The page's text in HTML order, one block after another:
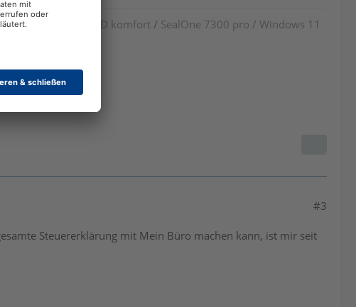
SCT cyberJack RFID komfort / SealOne 7300 pro / Windows 11
#3
Steuererklärung mit Mein Büro machen kann, ist mir seit